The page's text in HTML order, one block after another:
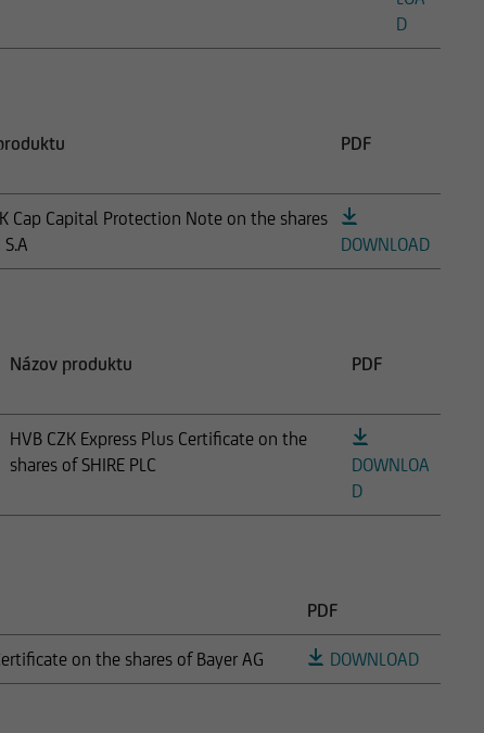
D
PDF
Cap Capital Protection Note on the shares
DOWNLOAD
Názov produktu PDF
HVB CZK Express Plus Certificate on the
shares of SHIRE PLC
DOWNLOA
D
PDF
on the shares of Bayer AG DOWNLOAD